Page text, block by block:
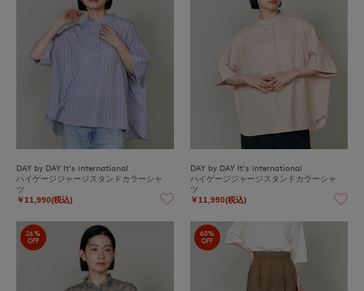
DAY by DAY It's international
ハイゲージジャージスタンドカラーシャ
ツ
￥11,990(税込)
DAY by DAY It's international
ハイゲージジャージスタンドカラーシャ
ツ
￥11,990(税込)
26%
OFF
60%
OFF